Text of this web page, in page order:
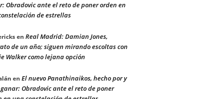
Obradovic ante el reto de poner orden en
de estrellas
en Real Madrid: Damian Jones,
de un año; siguen mirando escoltas con
Walker como lejana opción
en El nuevo Panathinaikos, hecho por y
Obradovic ante el reto de poner